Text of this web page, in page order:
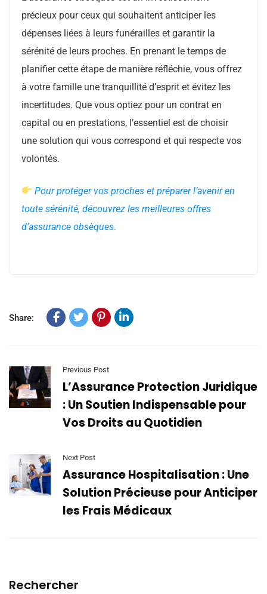
précieux pour ceux qui souhaitent anticiper les
dépenses liées à leurs funérailles et garantir la
sérénité de leurs proches. En prenant le temps de
planifier cette étape de manière réfléchie, vous offrez
à votre famille une tranquillité d’esprit et évitez les
incertitudes. Que vous optiez pour un contrat en
capital ou en prestations, l’essentiel est de choisir
une solution qui vous correspond et qui respecte vos
volontés.
Pour protéger vos proches et préparer l’avenir en
toute sérénité, découvrez les meilleures offres
d’assurance obsèques.
Share:
Previous Post
L’Assurance Protection Juridique
: Un Soutien Indispensable pour
Vos Droits au Quotidien
Next Post
Assurance Hospitalisation : Une
Solution Précieuse pour Anticiper
les Frais Médicaux
Rechercher